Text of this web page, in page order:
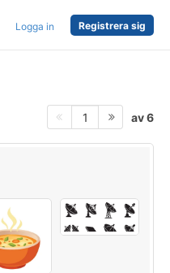
Logga in Registrera sig
1 av 6